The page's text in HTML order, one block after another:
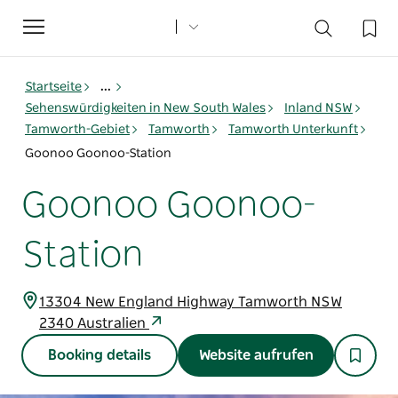
Toggle
navigation
Startseite
...
Sehenswürdigkeiten in New South Wales
Inland NSW
Tamworth-Gebiet
Tamworth
Tamworth Unterkunft
Goonoo Goonoo-Station
Goonoo Goonoo-
Station
13304 New England Highway Tamworth NSW
2340 Australien
Booking details Website aufrufen